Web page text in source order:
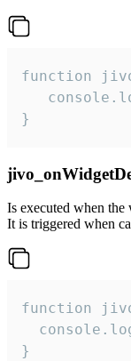
function
}
Is executed when the
It is triggered when
function
}